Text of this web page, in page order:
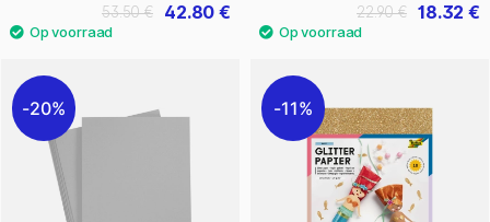
42.80 €
53.50 € 18.32 €
22.90 €
20% 11%